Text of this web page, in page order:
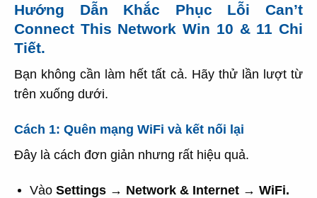
Hướng Dẫn Khắc Phục Lỗi Can’t
Connect This Network Win 10 & 11 Chi
Tiết.
Bạn không cần làm hết tất cả. Hãy thử lần lượt từ
trên xuống dưới.
Cách 1: Quên mạng WiFi và kết nối lại
Đây là cách đơn giản nhưng rất hiệu quả.
Vào Settings→ Network & Internet→ WiFi.